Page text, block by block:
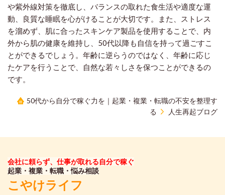
や紫外線対策を徹底し、バランスの取れた食生活や適度な運
動、良質な睡眠を心がけることが大切です。また、ストレス
を溜めず、肌に合ったスキンケア製品を使用することで、内
外から肌の健康を維持し、50代以降も自信を持って過ごすこ
とができるでしょう。年齢に逆らうのではなく、年齢に応じ
たケアを行うことで、自然な若々しさを保つことができるの
です。
50代から自分で稼ぐ力を｜起業・複業・転職の不安を整理す
る
人生再起ブログ
会社に頼らず、仕事が取れる自分で稼ぐ
起業・複業・転職・悩み相談
こやけライフ